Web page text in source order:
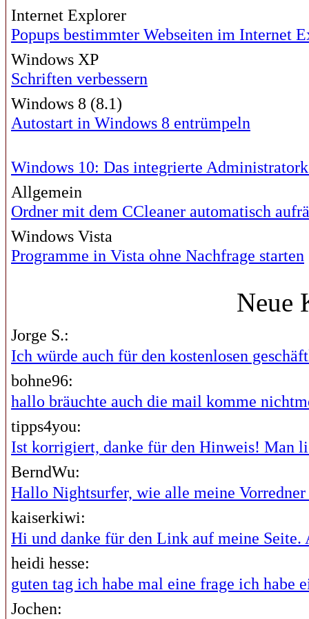
Internet Explorer
Popups bestimmter Webseiten im Internet
Windows XP
Schriften verbessern
Windows 8 (8.1)
Autostart in Windows 8 entrümpeln
Windows 10: Das integrierte
Allgemein
Ordner mit dem CCleaner automatisch
Windows Vista
Programme in Vista ohne Nachfrage starten
Neue
Jorge S.:
Ich würde auch für den kostenlosen
bohne96:
hallo bräuchte auch die mail komme
tipps4you:
Ist korrigiert, danke für den Hinweis! Man
BerndWu:
Hallo Nightsurfer, wie alle meine
kaiserkiwi:
Hi und danke für den Link auf meine
heidi hesse:
guten tag ich habe mal eine frage ich habe
Jochen: